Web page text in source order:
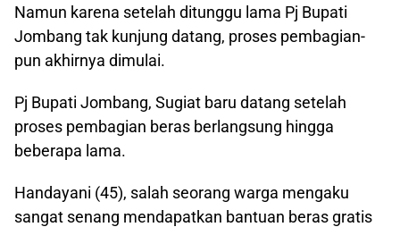
Namun karena setelah ditunggu lama Pj Bupati
Jombang tak kunjung datang, proses pembagian-
pun akhirnya dimulai.
Pj Bupati Jombang, Sugiat baru datang setelah
proses pembagian beras berlangsung hingga
beberapa lama.
Handayani (45), salah seorang warga mengaku
sangat senang mendapatkan bantuan beras gratis